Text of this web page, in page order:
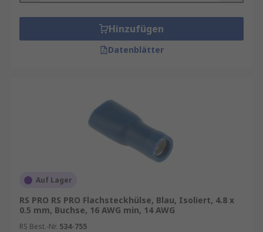
Hinzufügen
Datenblätter
Auf Lager
RS PRO RS PRO Flachsteckhülse, Blau, Isoliert, 4.8 x
0.5 mm, Buchse, 16 AWG min, 14 AWG
RS Best.-Nr. 534-755